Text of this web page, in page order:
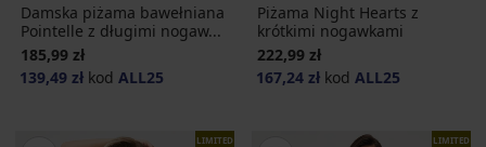
Damska piżama bawełniana
Pointelle z długimi nogaw...
185,99 zł
139,49 zł kod ALL25
Piżama Night Hearts z
krótkimi nogawkami
222,99 zł
167,24 zł kod ALL25
LIMITED LIMITED